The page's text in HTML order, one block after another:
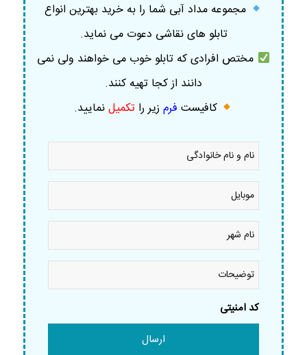
مجموعه مداد آبی شما را به خرید بهترین انواع
تابلو های نقاشی دعوت می نماید.
مختص افرادی که تابلو خوب می خواهند ولی نمی
دانند از کجا تهیه کنند.
کافیست فرم زیر را تکمیلنمایید.
نام
نام
خانوادگی
موبایل
نام
شهر *
توضیحات
کد امنیتی